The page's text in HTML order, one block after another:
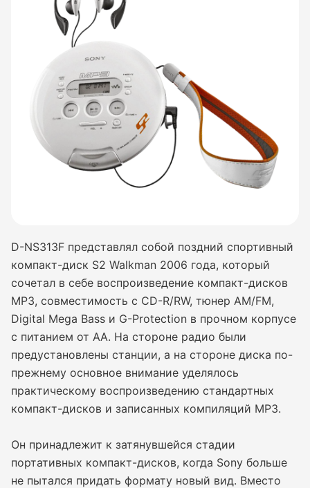
D-NS313F представлял собой поздний спортивный
компакт-диск S2 Walkman 2006 года, который
сочетал в себе воспроизведение компакт-дисков
MP3, совместимость с CD-R/RW, тюнер AM/FM,
Digital Mega Bass и G-Protection в прочном корпусе
с питанием от АА. На стороне радио были
предустановлены станции, а на стороне диска по-
прежнему основное внимание уделялось
практическому воспроизведению стандартных
компакт-дисков и записанных компиляций MP3.
Он принадлежит к затянувшейся стадии
портативных компакт-дисков, когда Sony больше
не пытался придать формату новый вид. Вместо